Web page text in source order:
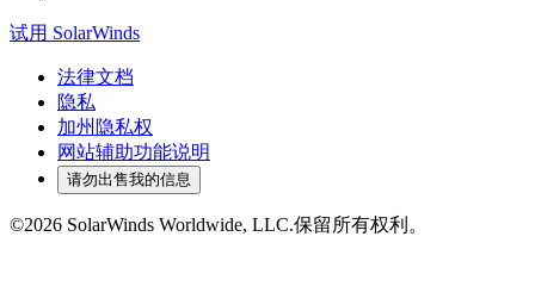
试用 SolarWinds
法律文档
隐私
加州隐私权
网站辅助功能说明
请勿出售我的信息
©2026 SolarWinds Worldwide, LLC.保留所有权利。